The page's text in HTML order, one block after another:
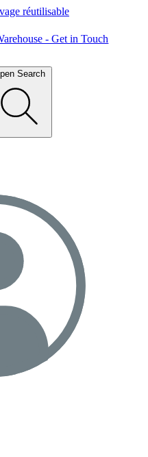
réutilisable
- Get in Touch
Search